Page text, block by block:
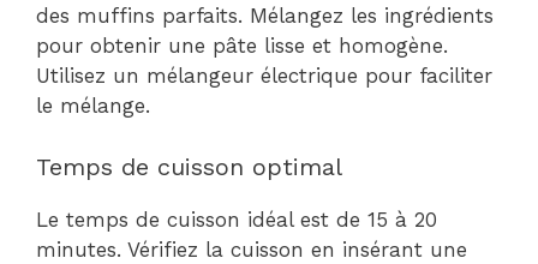
des muffins parfaits. Mélangez les ingrédients
pour obtenir une pâte lisse et homogène.
Utilisez un mélangeur électrique pour faciliter
le mélange.
Temps de cuisson optimal
Le temps de cuisson idéal est de 15 à 20
minutes. Vérifiez la cuisson en insérant une